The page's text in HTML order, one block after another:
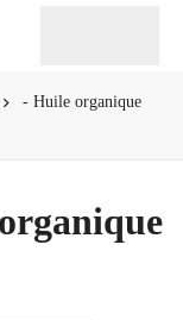
- Huile organique